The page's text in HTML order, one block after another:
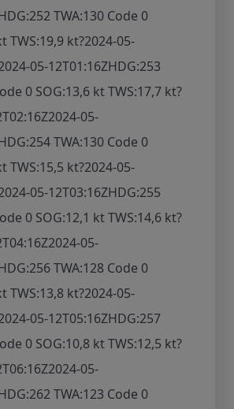
TWA:130 Code 0
TWS:19,9 kt?2024-05-
05-12T01:16ZHDG:253
0 SOG:13,6 kt TWS:17,7 kt?
2024-05-
TWA:130 Code 0
TWS:15,5 kt?2024-05-
05-12T03:16ZHDG:255
0 SOG:12,1 kt TWS:14,6 kt?
2024-05-
TWA:128 Code 0
TWS:13,8 kt?2024-05-
05-12T05:16ZHDG:257
0 SOG:10,8 kt TWS:12,5 kt?
2024-05-
TWA:123 Code 0